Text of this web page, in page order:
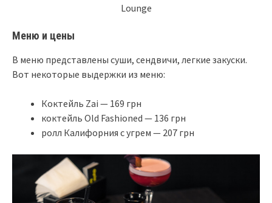
Lounge
Меню и цены
В меню представлены суши, сендвичи, легкие закуски.
Вот некоторые выдержки из меню:
Коктейль Zai — 169 грн
коктейль Old Fashioned — 136 грн
ролл Калифорния с угрем — 207 грн